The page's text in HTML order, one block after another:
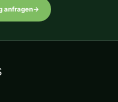
anfragen→